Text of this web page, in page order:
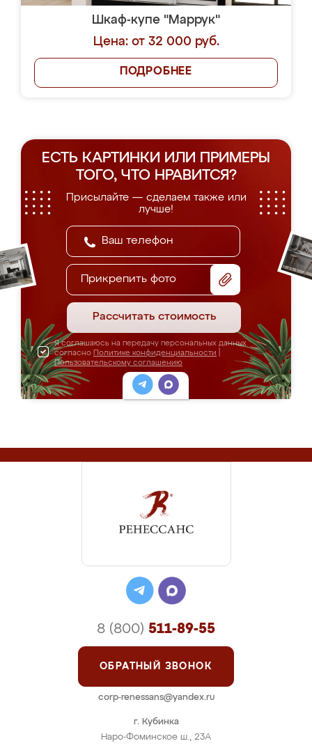
Шкаф-купе "Маррук"
Цена: от 32 000 руб.
ПОДРОБНЕЕ
ЕСТЬ КАРТИНКИ ИЛИ ПРИМЕРЫ
ТОГО, ЧТО НРАВИТСЯ?
Присылайте — сделаем также или
лучше!
Прикрепить фото
Рассчитать стоимость
Я соглашаюсь на передачу персональных данных
согласно Политике конфиденциальности
Пользовательскому соглашению
г. Кубинка
Наро-Фоминское ш., 23А
8 (800) 511-89-55
ОБРАТНЫЙ ЗВОНОК
corp-renessans@yandex.ru